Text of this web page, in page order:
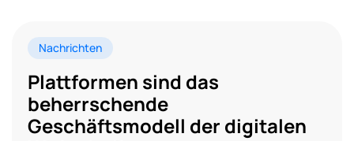
Nachrichten
Plattformen sind das
beherrschende
Geschäftsmodell der digitalen